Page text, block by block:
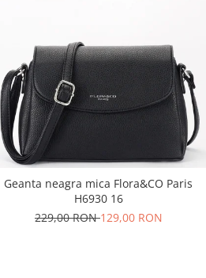
Geanta neagra mica Flora&CO Paris
H6930 16
229,00 RON129,00 RON